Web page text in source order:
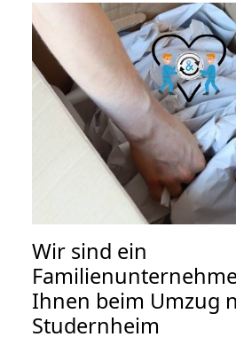
Wir sind ein
Ihnen beim Umzug
Studernheim